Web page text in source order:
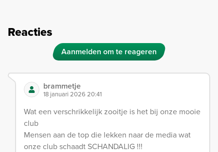
Reacties
Aanmelden om te reageren
brammetje
18 januari 2026 20:41
Wat een verschrikkelijk zooitje is het bij onze mooie
club
Mensen aan de top die lekken naar de media wat
onze club schaadt SCHANDALIG !!!